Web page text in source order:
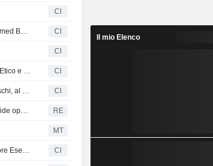
CI
Gold Fields Limited nomina Shannon Leigh Mccrae e Zarina Bibi Mahomed Bassa come Amministratore non esecutivo CI
CI
Gold Fields Limited nomina Michael John Fraser nel Comitato Sociale, Etico e di Trasformazione del Consiglio di Amministrazione CI
Gold Fields Limited nomina Carel Albert Tecumseh Smit al Comitato Rischi, al Comitato di Controllo e Revisione dei Progetti di Capitale e al Comitato Investimenti Ad Hoc, con effetto dal 1° dicembre 2023 CI
Gold Fields afferma che la guida per il 2023 è invariata nonostante le sfide operative nel terzo trimestre del 2023 RE
MT
Gold Fields Limited nomina il signor Michael (Mike) Fraser come Direttore Esecutivo, con effetto dal 1° gennaio 2024 CI
Il mio Elenco